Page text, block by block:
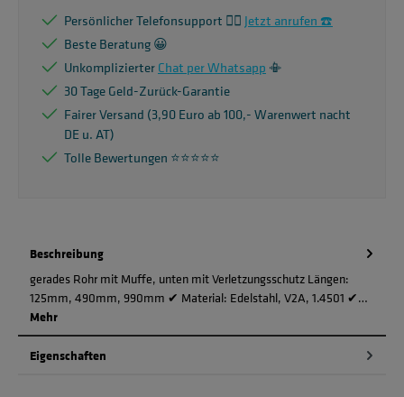
Persönlicher Telefonsupport 🙋‍♂️ Jetzt anrufen ☎️
Beste Beratung 😀
UnkomplizierterChat per Whatsapp 📳
30 Tage Geld-Zurück-Garantie
Fairer Versand (3,90 Euro ab 100,- Warenwert nacht
DE u. AT)
Tolle Bewertungen ⭐️⭐️⭐️⭐️⭐️
Beschreibung
gerades Rohr mit Muffe, unten mit Verletzungsschutz Längen:
125mm, 490mm, 990mm ✔ Material: Edelstahl, V2A, 1.4501 ✔…
Mehr
Eigenschaften